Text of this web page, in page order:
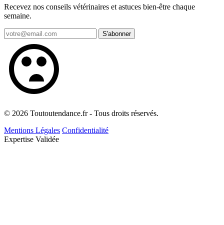
Recevez nos conseils vétérinaires et astuces bien-être chaque
semaine.
S'abonner
© 2026 Toutoutendance.fr - Tous droits réservés.
Mentions Légales Confidentialité
Expertise Validée